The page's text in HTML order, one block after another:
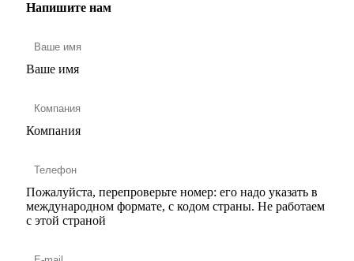
Напишите нам
Ваше имя
Компания
Пожалуйста, перепроверьте номер: его надо указать в
международном формате, с кодом страны. Не работаем
с этой страной